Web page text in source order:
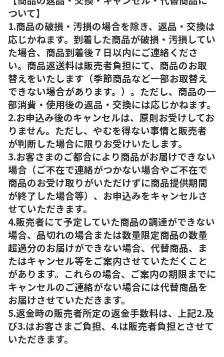
ついて】
1.商品の破損・汚損の場合を除き、返品・交換は
応じかねます。到着した商品が破損・汚損してい
た場合、商品到着後７日以内にご連絡くださ
い。商品返送料は販売者負担にて、商品のお取
替えをいたします（季節商品など一部お取替え
できない場合があります。）。ただし、商品の一
部消費・使用後の返品・交換には応じかねます。
2.お申込み後のキャンセルは、原則お受けしてお
りません。ただし、やむを得ない事情と販売者
が判断した場合に限りお受けいたします。
3.お客さまのご都合により商品がお届けできない
場合（ご不在で連絡がつかない場合やご不在で
商品のお受け取りがいただけずに商品提供期間
が終了した場合等）、お申込みをキャンセルさ
せていただきます。
4.販売者にて予定していた商品の調達ができない
場合、品切れの場合または数量限定商品の数量
超過分のお届けができない場合、代替商品、ま
たはキャンセル等をご案内させていただくこと
があります。これらの場合、ご案内の期限までに
キャンセルのご連絡がない場合には代替商品を
お届けさせていただきます。
5.返金時の販売者所定の返金手数料は、上記2.及
び3.はお客さまご負担、4.は販売者負担とさせて
いただきます。